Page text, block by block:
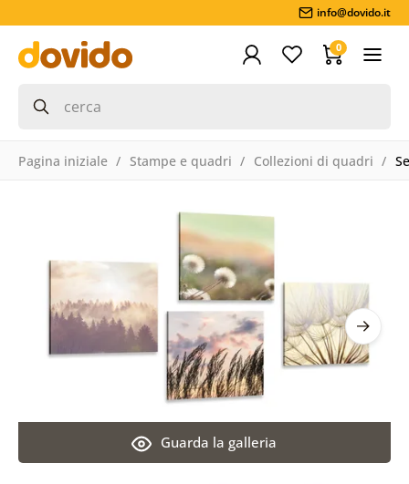
info@dovido.it
0
Pagina iniziale Stampe e quadri Collezioni di quadri
Guarda la galleria